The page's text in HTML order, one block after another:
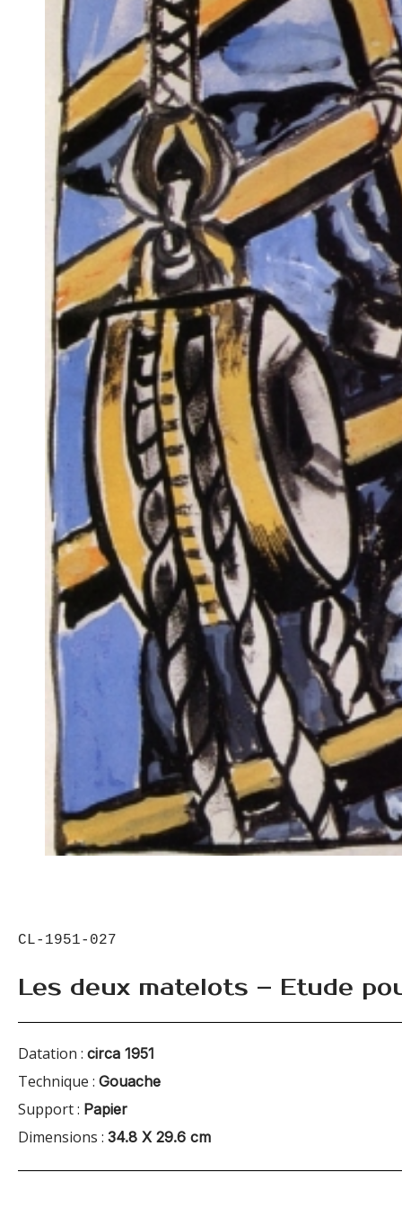
CL-1951-027
Les deux matelots – Etude
Datation : circa 1951
Technique : Gouache
Support : Papier
Dimensions : 34.8 X 29.6 cm